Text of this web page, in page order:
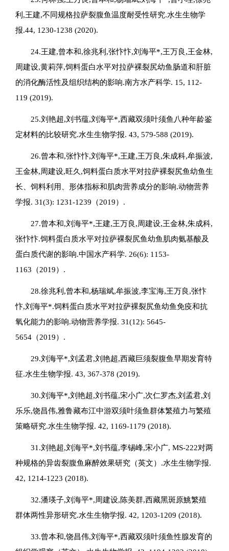
利,王建,不同规格拉萨裂腹鱼温度耐受性研究.水生生物学
报.44, 1230-1238 (2020).
24.王建,曾本和,徐兆利,张忭忭,刘海平*,王万良,王金林,
周建设,黄莉萍,饲料蛋白水平对拉萨裸裂尻幼鱼肠道和肝脏
的消化酶活性及组织结构的影响.南方水产科学. 15, 112-
119 (2019).
25.刘艳超,刘书蕴,刘海平*,西藏双须叶须鱼八种年龄鉴
定材料的比较研究.水生生物学报. 43, 579-588 (2019).
26.曾本和,张忭忭,刘海平*,王建,王万良,朱成科,牟振波,
王金林,周建设,旺久,饲料蛋白质水平对拉萨裸裂尻鱼幼鱼生
长、饲料利用、形体指标和肌肉营养成分的影响.动物营养
学报. 31(3): 1231-1239（2019）.
27.曾本和,刘海平*,王建,王万良,周建设,王金林,朱成科,
张忭忭.饲料蛋白质水平对拉萨裸裂尻鱼幼鱼肌肉氨基酸及
蛋白质代谢的影响.中国水产科学. 26(6): 1153-
1163（2019）.
28.徐兆利,曾本和,杨瑞斌,牟振波,李宝海,王万良,张忭
忭,刘海平*.饲料蛋白质水平对拉萨裸裂尻鱼幼鱼免疫和抗
氧化能力的影响.动物营养学报. 31(12): 5645-
5654（2019）.
29.刘海平*,刘孟君,刘艳超,西藏巨须裂腹鱼早期发育特
征.水生生物学报. 43, 367-378 (2019).
30.刘海平*,刘艳超,刘书蕴,宋小广,次仁罗杰,刘孟君,刘
乐乐,饶昌伟,雅鲁藏布江中游双须叶须鱼群体繁殖力与繁殖
策略研究.水生生物学报. 42, 1169-1179 (2018).
31.刘艳超,刘海平*,刘书蕴,李锡峰,宋小广, MS-222对两
种规格的异齿裂腹鱼麻醉效果研究（英文）.水生生物学报.
42, 1214-1223 (2018).
32.潘瑛子,刘海平*,周建设,陈美群,西藏黑斑原鮡繁殖
群体两性异形研究.水生生物学报. 42, 1203-1209 (2018).
33.曾本和,饶昌伟,刘海平*,西藏双须叶须鱼性腺发育的